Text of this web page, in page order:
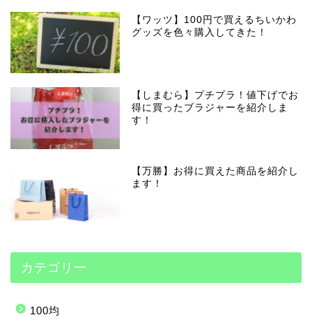
【ワッツ】100円で買えるちいかわ
グッズを色々購入してきた！
【しまむら】プチプラ！値下げでお
得に買ったブラジャーを紹介しま
す！
【万勝】お得に買えた商品を紹介し
ます！
カテゴリー
100均